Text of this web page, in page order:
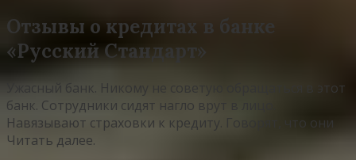
Отзывы о кредитах в банке
«Русский Стандарт»
Ужасный банк. Никому не советую обращаться в этот
банк. Сотрудники сидят нагло врут в лицо.
Навязывают страховки к кредиту. Говорят, что они
Читать далее.